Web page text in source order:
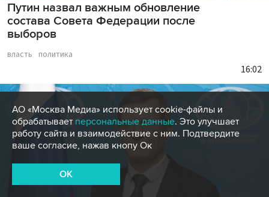
Путин назвал важным обновление
состава Совета Федерации после
выборов
власть политика
16:02
АО «Москва Медиа» использует cookie-файлы и
обрабатывает персональные данные. Это улучшает
работу сайта и взаимодействие с ним. Подтвердите
ваше согласие, нажав кнопу Ок
OK